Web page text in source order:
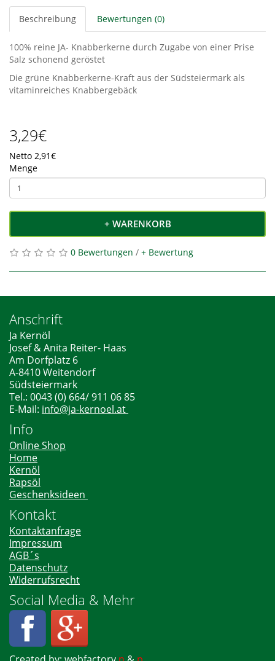
Beschreibung Bewertungen (0)
100% reine JA- Knabberkerne durch Zugabe von einer Prise
Salz schonend geröstet
Die grüne Knabberkerne-Kraft aus der Südsteiermark als
vitaminreiches Knabbergebäck
3,29€
Netto 2,91€
Menge
+ WARENKORB
0 Bewertungen / + Bewertung
Anschrift
Ja Kernöl
Josef & Anita Reiter- Haas
Am Dorfplatz 6
A-8410 Weitendorf
Südsteiermark
Tel.: 0043 (0) 664/ 911 06 85
E-Mail: info@ja-kernoel.at
Info
Online Shop
Home
Kernöl
Rapsöl
Geschenksideen
Kontakt
Kontaktanfrage
Impressum
AGB´s
Datenschutz
Widerrufsrecht
Social Media & Mehr